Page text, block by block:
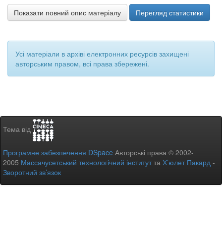
Показати повний опис матеріалу Перегляд статистики
Усі матеріали в архіві електронних ресурсів захищені
авторським правом, всі права збережені.
Тема від
Програмне забезпечення DSpace Авторські права © 2002-
2005 Массачусетський технологічний інститутта Х’юлет Пакард -
Зворотний зв’язок